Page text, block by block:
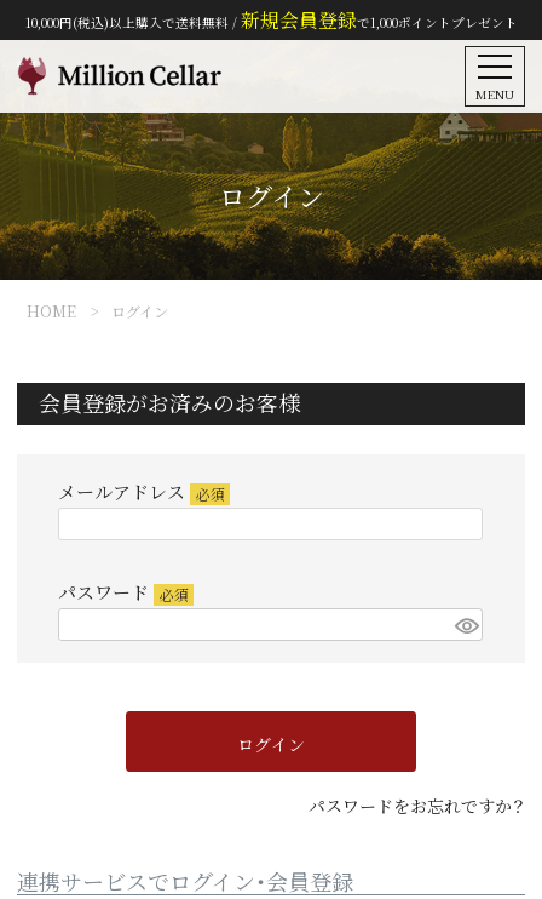
10,000円(税込)以上購入で送料無料 / 新規会員登録で1,000ポイントプレゼント
MENU
ログイン
HOME ログイン
会員登録がお済みのお客様
メールアドレス
パスワード
ログイン
パスワードをお忘れですか？
連携サービスでログイン・会員登録